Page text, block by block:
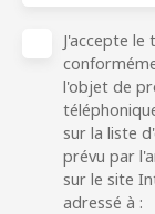
J'accepte
l'objet de
sur la liste
prévu par
sur le site
adressé à :